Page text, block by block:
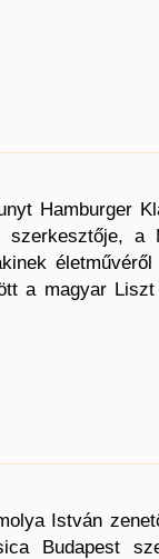
Hamburger
a
a magyar
István
Budapest